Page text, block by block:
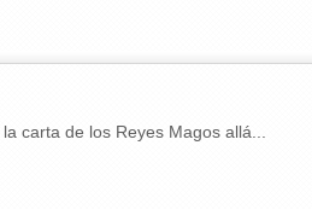
carta de los Reyes Magos allá...